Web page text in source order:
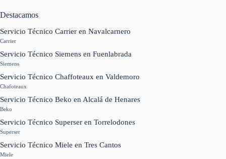
Destacamos
Servicio Técnico Carrier en Navalcarnero
Carrier
Servicio Técnico Siemens en Fuenlabrada
Siemens
Servicio Técnico Chaffoteaux en Valdemoro
Chafoteaux
Servicio Técnico Beko en Alcalá de Henares
Beko
Servicio Técnico Superser en Torrelodones
Superser
Servicio Técnico Miele en Tres Cantos
Miele